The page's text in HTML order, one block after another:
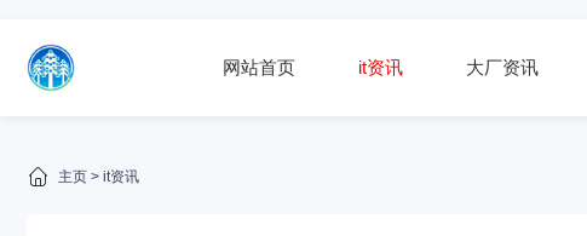
网站首页 it资讯 大厂资讯
主页 > it资讯